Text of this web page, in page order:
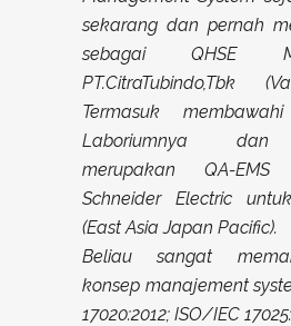
sekarang dan pernah
sebagai QHSE
PT.CitraTubindo,Tbk
Termasuk
Laboriumnya dan
merupakan QA-
Schneider Electric
(East Asia Japan Pacific).
Beliau sangat
konsep manajement
17020:2012; ISO/IEC